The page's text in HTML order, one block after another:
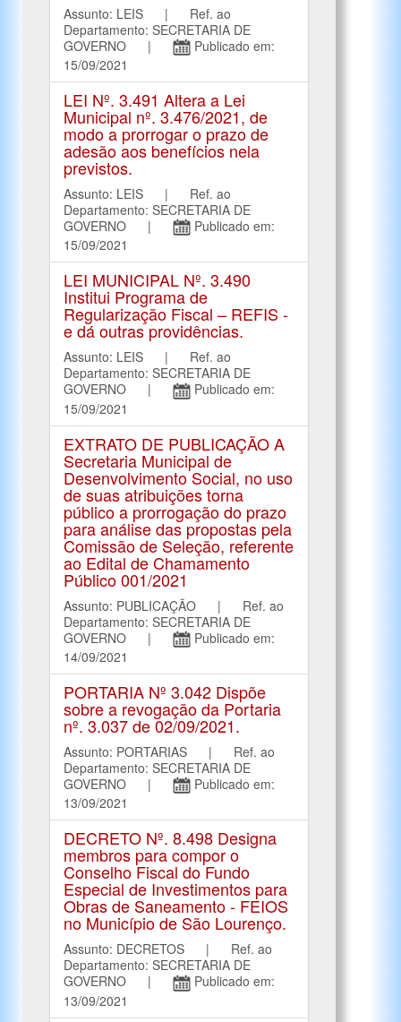
Assunto: LEIS | Ref. ao
Departamento: SECRETARIA DE
GOVERNO |
Publicado em:
15/09/2021
LEI Nº. 3.491 Altera a Lei
Municipal nº. 3.476/2021, de
modo a prorrogar o prazo de
adesão aos benefícios nela
previstos.
Assunto: LEIS | Ref. ao
Departamento: SECRETARIA DE
GOVERNO |
Publicado em:
15/09/2021
LEI MUNICIPAL Nº. 3.490
Institui Programa de
Regularização Fiscal – REFIS -
e dá outras providências.
Assunto: LEIS | Ref. ao
Departamento: SECRETARIA DE
GOVERNO |
Publicado em:
15/09/2021
EXTRATO DE PUBLICAÇÃO A
Secretaria Municipal de
Desenvolvimento Social, no uso
de suas atribuições torna
público a prorrogação do prazo
para análise das propostas pela
Comissão de Seleção, referente
ao Edital de Chamamento
Público 001/2021
Assunto: PUBLICAÇÃO | Ref. ao
Departamento: SECRETARIA DE
GOVERNO |
Publicado em:
14/09/2021
PORTARIA Nº 3.042 Dispõe
sobre a revogação da Portaria
nº. 3.037 de 02/09/2021.
Assunto: PORTARIAS | Ref. ao
Departamento: SECRETARIA DE
GOVERNO |
Publicado em:
13/09/2021
DECRETO Nº. 8.498 Designa
membros para compor o
Conselho Fiscal do Fundo
Especial de Investimentos para
Obras de Saneamento - FEIOS
no Município de São Lourenço.
Assunto: DECRETOS | Ref. ao
Departamento: SECRETARIA DE
GOVERNO |
Publicado em:
13/09/2021